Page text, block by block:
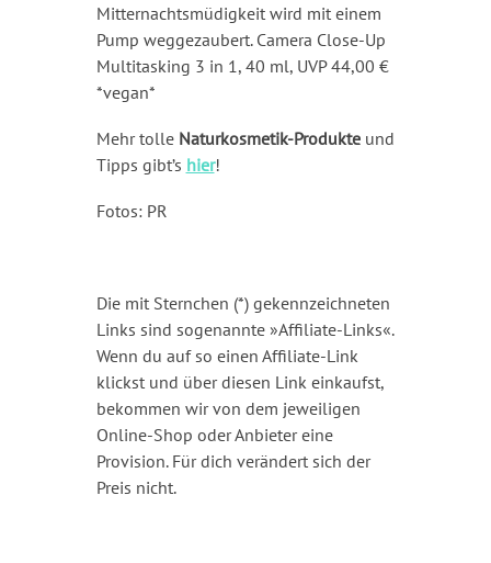
Mitternachtsmüdigkeit wird mit einem
Pump weggezaubert. Camera Close-Up
Multitasking 3 in 1, 40 ml, UVP 44,00 €
*vegan*
Mehr tolleNaturkosmetik-Produkteund
Tipps gibt’s hier!
Fotos: PR
Die mit Sternchen (*) gekennzeichneten
Links sind sogenannte »Affiliate-Links«.
Wenn du auf so einen Affiliate-Link
klickst und über diesen Link einkaufst,
bekommen wir von dem jeweiligen
Online-Shop oder Anbieter eine
Provision. Für dich verändert sich der
Preis nicht.